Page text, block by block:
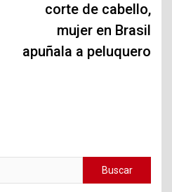
corte de cabello,
mujer en Brasil
apuñala a peluquero